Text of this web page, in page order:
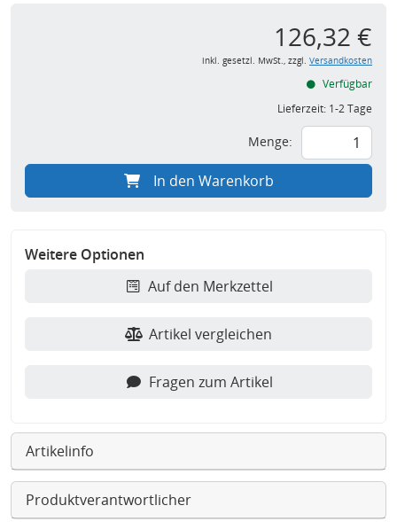
126,32 €
inkl. gesetzl. MwSt., zzgl. Versandkosten
Verfügbar
Lieferzeit: 1-2 Tage
Menge:
In den Warenkorb
Weitere Optionen
Auf den Merkzettel
Artikel vergleichen
Fragen zum Artikel
Artikelinfo
Produktverantwortlicher